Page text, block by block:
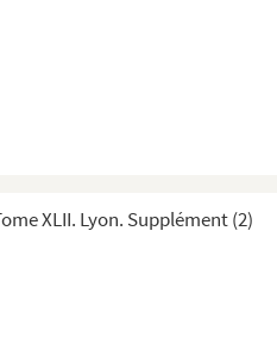
XLII. Lyon. Supplément (2)